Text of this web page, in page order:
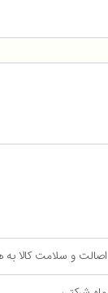
و سلامت کالا به همراه 12 ماه